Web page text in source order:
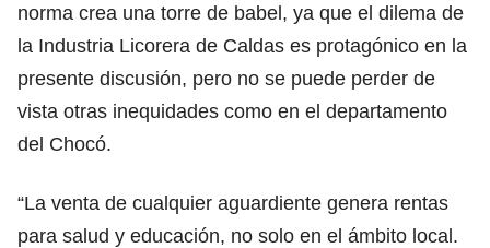
norma crea una torre de babel, ya que el dilema de
la Industria Licorera de Caldas es protagónico en la
presente discusión, pero no se puede perder de
vista otras inequidades como en el departamento
del Chocó.
“La venta de cualquier aguardiente genera rentas
para salud y educación, no solo en el ámbito local.